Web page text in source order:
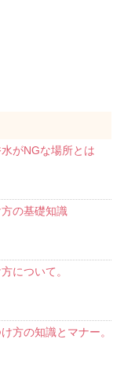
がNGな場所とは
の基礎知識
について。
方の知識とマナー。